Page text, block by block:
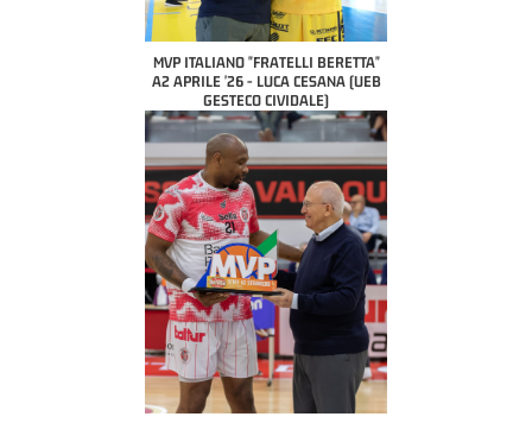
MVP ITALIANO "FRATELLI BERETTA"
A2 APRILE '26 - LUCA CESANA (UEB
GESTECO CIVIDALE)